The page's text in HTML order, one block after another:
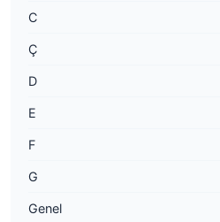
C
Ç
D
E
F
G
Genel